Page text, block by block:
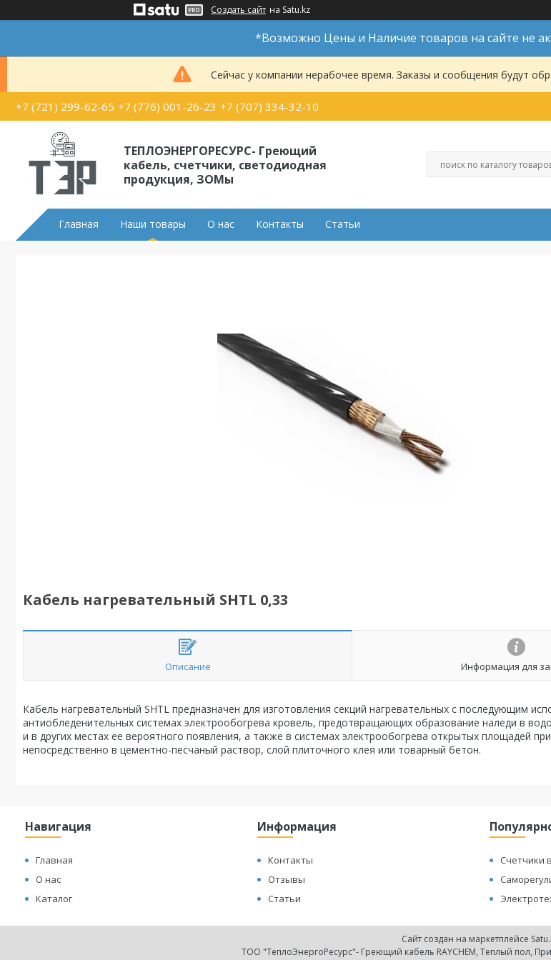
Создать сайт на Satu.kz
*Возможно Цены и Наличие товаров на сайте не
Сейчас у компании нерабочее время. Заказы и сообщения будут
+7 (721) 299-62-65 +7 (776) 001-26-23 +7 (707) 334-32-10
ТЕПЛОЭНЕРГОРЕСУРС- Греющий
кабель, счетчики, светодиодная
продукция, ЗОМы
Главная Наши товары О нас Контакты Статьи
Кабель нагревательный SHTL 0,33
Описание Информация для
Кабель нагревательный SHTL предназначен для изготовления секций нагревательных с последующим
антиобледенительных системах электрообогрева кровель, предотвращающих образование наледи в
и в других местах ее вероятного появления, а также в системах электрообогрева открытых площадей
непосредственно в цементно-песчаный раствор, слой плиточного клея или товарный бетон.
Навигация
Главная
О нас
Каталог
Информация
Контакты
Отзывы
Статьи
Счетчики
Сайт создан на маркетплейсе